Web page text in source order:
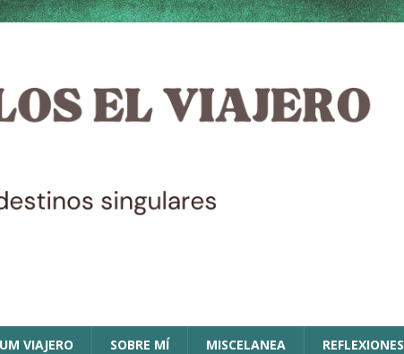
VIAJERO SOBRE MÍ MISCELANEA